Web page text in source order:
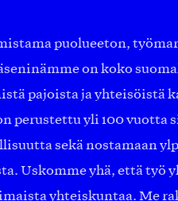
puolueeton,
on koko
pajoista ja yhteisöistä
perustettu yli 100 vuotta
sekä nostamaan
Uskomme yhä, että työ
yhteiskuntaa. Me